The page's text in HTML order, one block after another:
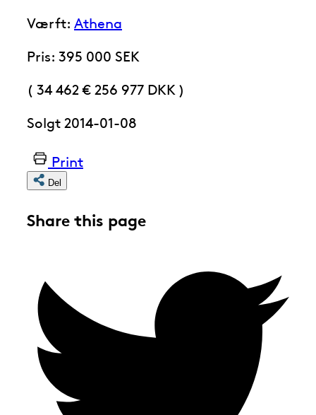
Værft: Athena
Pris: 395 000 SEK
( 34 462 € 256 977 DKK )
Solgt 2014-01-08
Print
Del
Share this page